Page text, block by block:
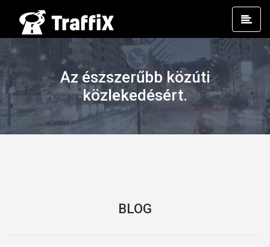
Az észszerűbb közúti
közlekedésért.
BLOG